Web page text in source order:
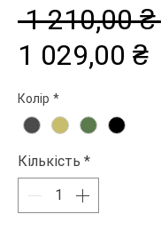
1 210,00
1 029,00 ₴За
Колір *
Кількість *